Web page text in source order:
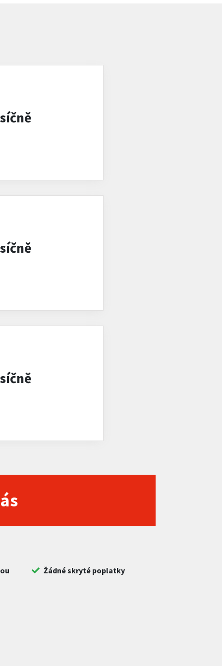
Žádné skryté poplatky